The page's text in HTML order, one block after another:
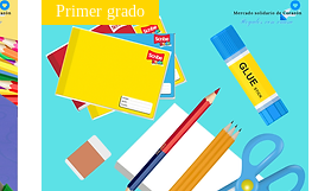
Primer grado